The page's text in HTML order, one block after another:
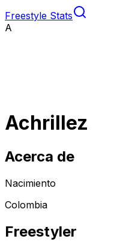
Freestyle Stats
A
Achrillez
Acerca de
Nacimiento
Colombia
Freestyler